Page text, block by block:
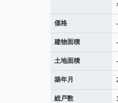
価格 -
建物面積 -
土地面積
築年月
総戸数